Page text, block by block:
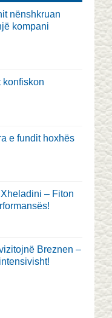
nënshkruan
kompani
konfiskon
e fundit hoxhës
– Fiton
Breznen –